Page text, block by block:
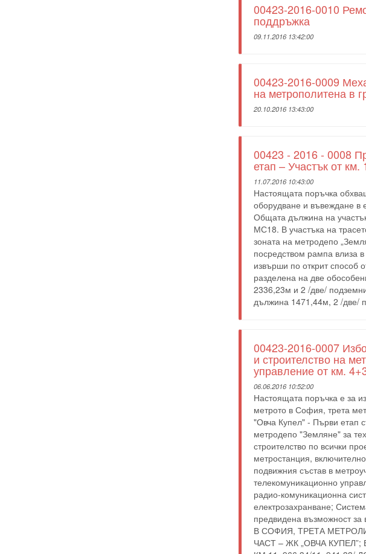
00423-2016-0010
поддръжка
09.11.2016 13:42:00
00423-2016-0009
на метрополитена в
20.10.2016 13:43:00
00423 - 2016 - 0008
етап – Участък от
11.07.2016 10:43:00
Настоящата поръчка
оборудване и въвеждане в
Общата дължина на
МС18. В участъка на
зоната на метродепо
посредством рампа влиза
извърши по открит
разделена на две
2336,23м и 2 /две/
дължина 1471,44м, 2 /две/
00423-2016-0007
и строителство на
управление от км.
06.06.2016 10:52:00
Настоящата поръчка е за
метрото в София, трета
"Овча Купел" - Първи етап
метродепо "Земляне" за
строителство по всички
метростанция,
подвижния състав в
телекомуникационно
радио-комуникационна
електрозахранване;
предвидена възможност
В СОФИЯ, ТРЕТА
ЧАСТ – ЖК „ОВЧА